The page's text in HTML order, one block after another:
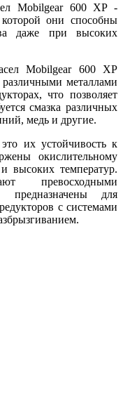
Mobilgear 600 XP -
они способны
даже при высоких
Mobilgear 600 XP
различными металлами
что позволяет
смазка различных
медь и другие.
их устойчивость к
окислительному
высоких температур.
превосходными
предназначены для
с системами